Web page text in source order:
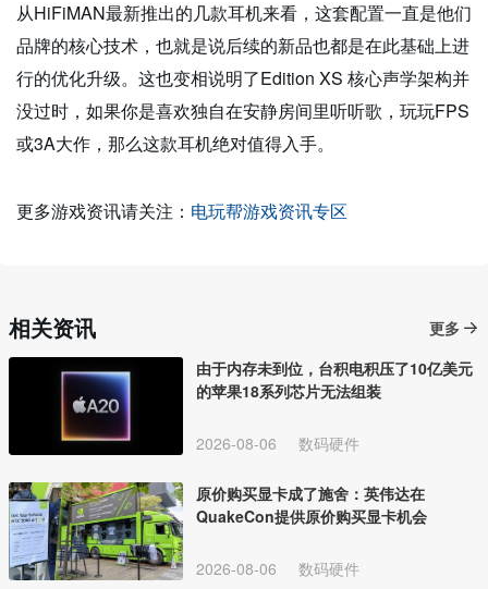
从HiFiMAN最新推出的几款耳机来看，这套配置一直是他们
品牌的核心技术，也就是说后续的新品也都是在此基础上进
行的优化升级。这也变相说明了Edition XS 核心声学架构并
没过时，如果你是喜欢独自在安静房间里听听歌，玩玩FPS
或3A大作，那么这款耳机绝对值得入手。
更多游戏资讯请关注： 电玩帮游戏资讯专区
相关资讯
更多
由于内存未到位，台积电积压了10亿美元
的苹果18系列芯片无法组装
2026-08-06 数码硬件
原价购买显卡成了施舍：英伟达在
QuakeCon提供原价购买显卡机会
2026-08-06 数码硬件